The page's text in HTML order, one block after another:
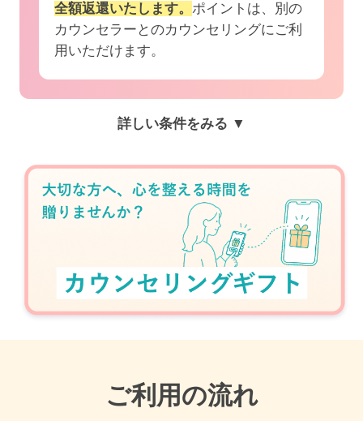
全額返還いたします。 ポイントは、別の
カウンセラーとのカウンセリングにご利
用いただけます。
詳しい条件をみる ▼
ご利用の流れ